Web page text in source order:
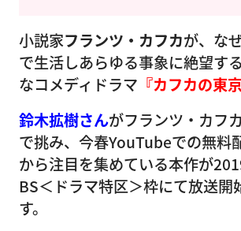
小説家フランツ・カフカが、な
で生活しあらゆる事象に絶望す
なコメディドラマ 『カフカの東
鈴木拡樹さんがフランツ・カフ
で挑み、今春YouTubeでの無料
から注目を集めている本作が
BS＜ドラマ特区＞枠にて放送開
す。